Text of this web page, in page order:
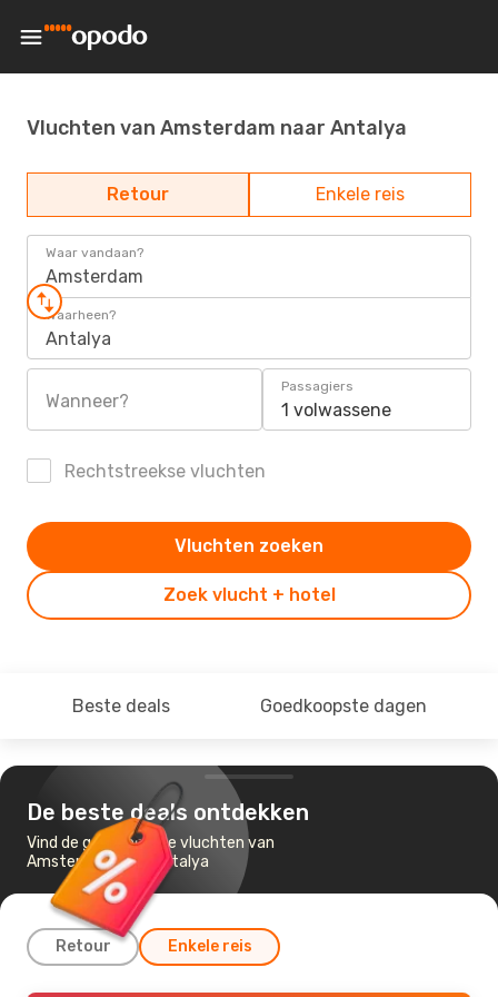
Vluchten van Amsterdam naar Antalya
Retour Enkele reis
Waar vandaan?
Amsterdam
Waarheen?
Antalya
Wanneer?
Passagiers
1 volwassene
Rechtstreekse vluchten
Zoek vlucht + hotel
Vluchten zoeken
Beste deals Goedkoopste dagen
De beste deals ontdekken
Vind de goedkoopste vluchten van
Amsterdam naar Antalya
Retour Enkele reis